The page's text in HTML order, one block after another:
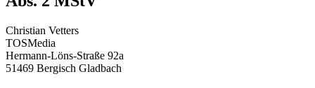
Christian Vetters
TOSMedia
Hermann-Löns-Straße 92a
51469 Bergisch Gladbach